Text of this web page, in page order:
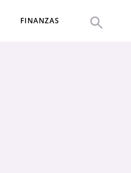
FINANZAS